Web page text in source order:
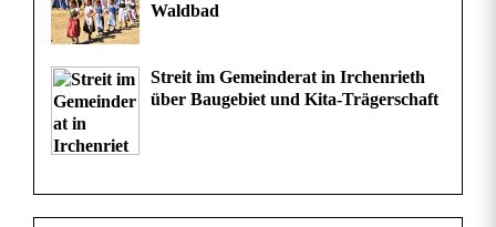
Waldbad
Streit im Gemeinderat in Irchenrieth
über Baugebiet und Kita-Trägerschaft